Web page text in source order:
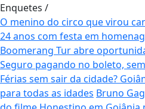
Enquetes /
O menino do circo que virou
24 anos com festa em
Boomerang Tur abre
Seguro pagando no boleto,
Férias sem sair da cidade?
para todas as idades Bruno